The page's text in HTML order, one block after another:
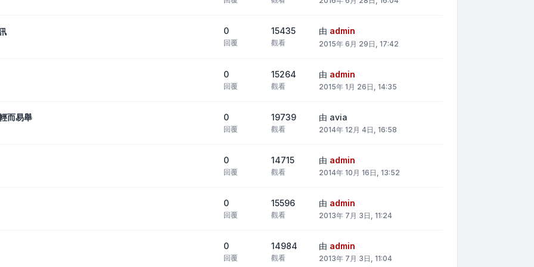
0
回覆
15435
觀看
由 admin
2015年 6月 29日, 17:42
0
回覆
15264
觀看
由 admin
2015年 1月 26日, 14:35
而易舉 0
回覆
19739
觀看
由 avia
2014年 12月 4日, 16:58
0
回覆
14715
觀看
由 admin
2014年 10月 16日, 13:52
0
回覆
15596
觀看
由 admin
2013年 7月 3日, 11:24
0
回覆
14984
觀看
由 admin
2013年 7月 3日, 11:04